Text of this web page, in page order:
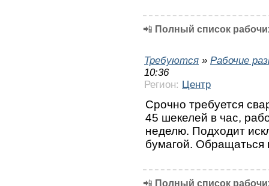
📲 Полный список
Требуются » Рабочие
10:36
Регион: Центр
Срочно требуется
45 шекелей в час,
неделю. Подходит
бумагой. Обращаться
📲 Полный список